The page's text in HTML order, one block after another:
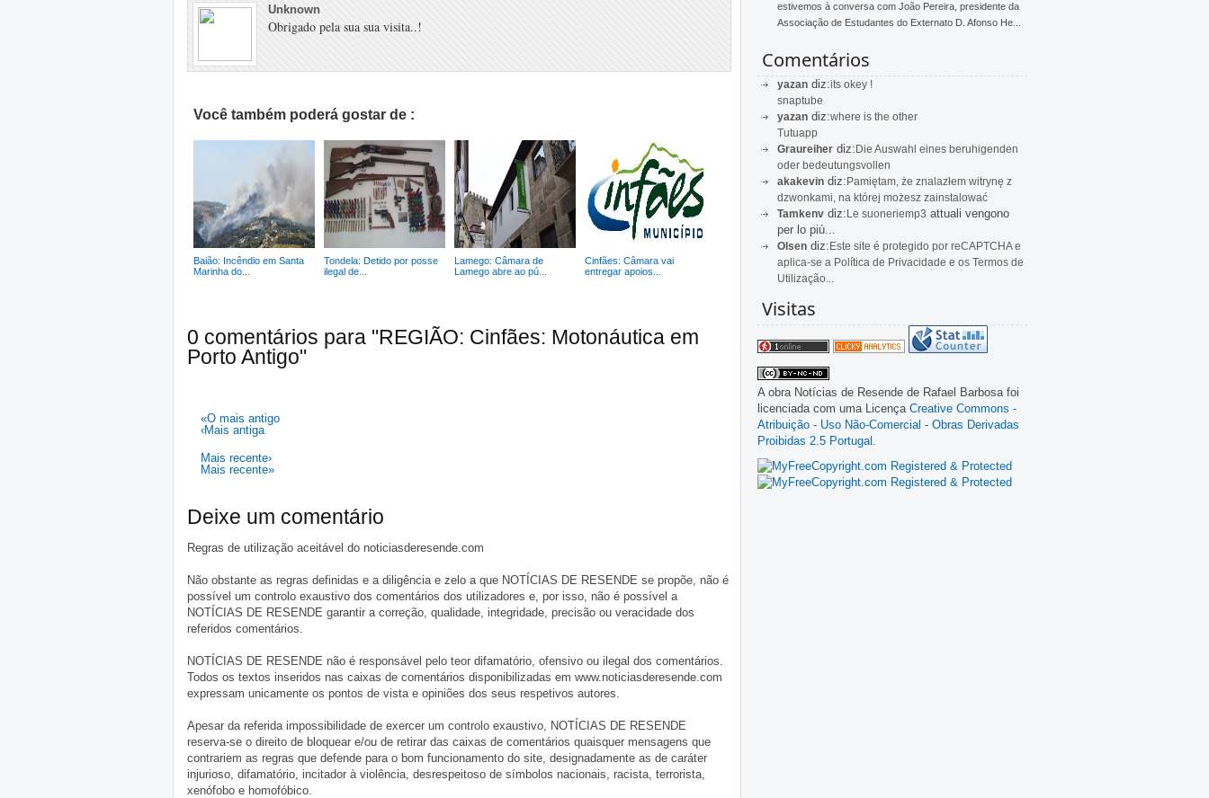
Unknown
Obrigado pela sua sua visita..!
Você também poderá gostar de :
Baião: Incêndio em Santa
Marinha do...
Tondela: Detido por posse
ilegal de...
Lamego: Câmara de
Lamego abre ao pú...
Cinfães: Câmara vai
entregar apoios...
0 comentários para "REGIÃO: Cinfães: Motonáutica em
Porto Antigo"
«O mais antigo
‹Mais antiga
Mais recente›
Mais recente»
Deixe um comentário
Regras de utilização aceitável do noticiasderesende.com
Não obstante as regras definidas e a diligência e zelo a que NOTÍCIAS DE RESENDE se propõe, não é
possível um controlo exaustivo dos comentários dos utilizadores e, por isso, não é possível a
NOTÍCIAS DE RESENDE garantir a correção, qualidade, integridade, precisão ou veracidade dos
referidos comentários.
NOTÍCIAS DE RESENDE não é responsável pelo teor difamatório, ofensivo ou ilegal dos comentários.
Todos os textos inseridos nas caixas de comentários disponibilizadas em www.noticiasderesende.com
expressam unicamente os pontos de vista e opiniões dos seus respetivos autores.
Apesar da referida impossibilidade de exercer um controlo exaustivo, NOTÍCIAS DE RESENDE
reserva-se o direito de bloquear e/ou de retirar das caixas de comentários quaisquer mensagens que
contrariem as regras que defende para o bom funcionamento do site, designadamente as de caráter
injurioso, difamatório, incitador à violência, desrespeitoso de símbolos nacionais, racista, terrorista,
xenófobo e homofóbico.
estivemos à conversa com João Pereira, presidente da
Associação de Estudantes do Externato D. Afonso He...
Comentários
yazan diz:its okey !
snaptube
yazan diz:where is the other
Tutuapp
Graureiher diz:Die Auswahl eines beruhigenden
oder bedeutungsvollen
akakevin diz:Pamiętam, że znalazłem witrynę z
dzwonkami, na której możesz zainstalować
Tamkenv diz:Le suoneriemp3 attuali vengono
per lo più...
Olsen diz:Este site é protegido por reCAPTCHA e
aplica-se a Política de Privacidade e os Termos de
Utilização...
Visitas
A obra Notícias de Resende de Rafael Barbosa foi
licenciada com uma Licença Creative Commons -
Atribuição - Uso Não-Comercial - Obras Derivadas
Proibidas 2.5 Portugal